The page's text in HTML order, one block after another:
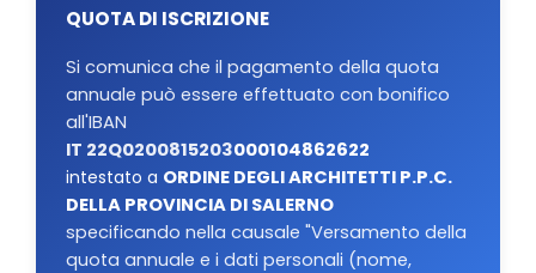
QUOTA DI ISCRIZIONE
Si comunica che il pagamento della quota
annuale può essere effettuato con bonifico
all'IBAN
IT 22Q0200815203000104862622
intestato a ORDINE DEGLI ARCHITETTI P.P.C.
DELLA PROVINCIA DI SALERNO
specificando nella causale "Versamento della
quota annuale e i dati personali (nome,